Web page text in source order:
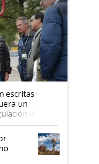
escritas
un
llegó
hasta se
al IPCVA